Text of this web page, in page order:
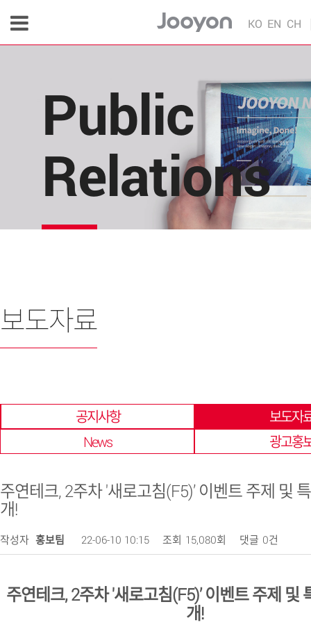
KO EN CH
Public
Relations
편리하게
한 곳에 모아 확인 할 수 있습니다.
보도자료
공지사항
보도자
News
광고홍
주연테크, 2주차 '새로고침(F5)’ 이벤트 주제 및
개!
작성자 홍보팀 22-06-10 10:15 조회 15,080회 댓글 0건
주연테크, 2주차'새로고침(F5)’이벤트 주제 및
개!